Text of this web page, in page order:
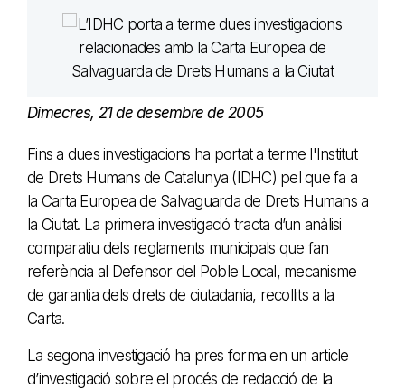
Dimecres, 21 de desembre de 2005
Fins a dues investigacions ha portat a terme l'Institut
de Drets Humans de Catalunya (IDHC) pel que fa a
la Carta Europea de Salvaguarda de Drets Humans a
la Ciutat. La primera investigació tracta d’un anàlisi
comparatiu dels reglaments municipals que fan
referència al Defensor del Poble Local, mecanisme
de garantia dels drets de ciutadania, recollits a la
Carta.
La segona investigació ha pres forma en un article
d’investigació sobre el procés de redacció de la